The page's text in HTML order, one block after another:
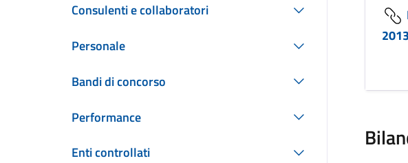
Consulenti e collaboratori
Personale
Bandi di concorso
Performance
Enti controllati